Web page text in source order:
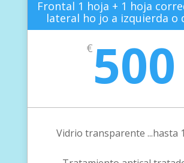
Frontal 1 hoja + 1 hoja
lateral ho jo a izquierda o
€ 500
Vidrio transparente ...hasta